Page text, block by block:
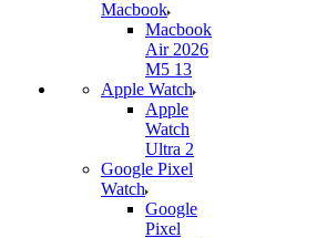
Macbook
Macbook
Air 2026
M5 13
Apple Watch
Apple
Watch
Ultra 2
Google Pixel
Watch
Google
Pixel